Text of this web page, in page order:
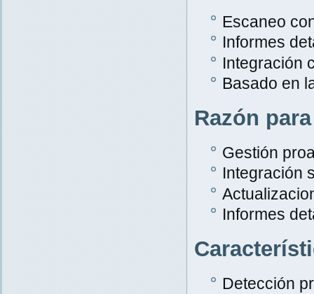
Escaneo
Informes
Integración
Basado en
Razón
Gestión
Integración
Informes
Detección